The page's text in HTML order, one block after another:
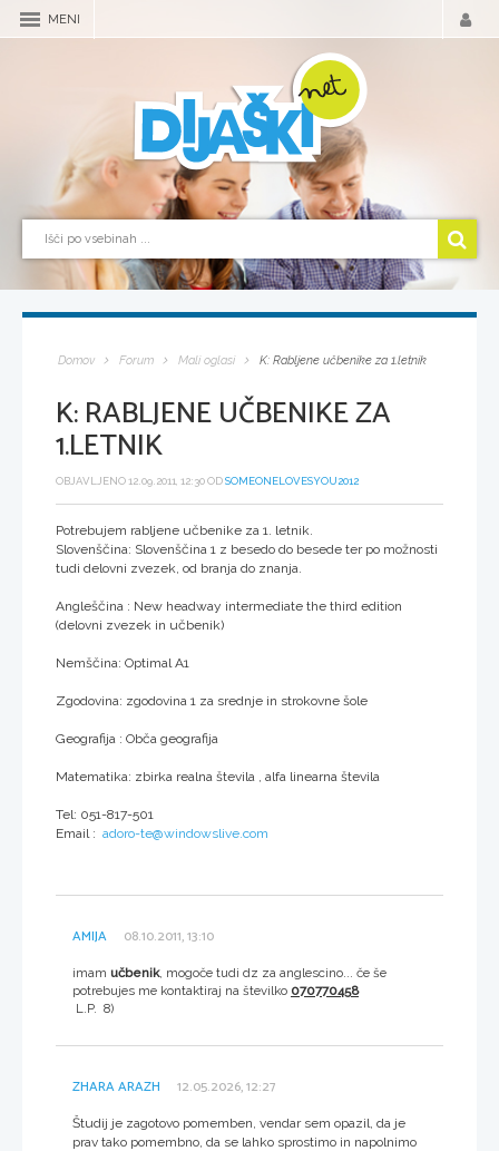
MENI
Domov Forum Mali oglasi K: Rabljene učbenike za 1.letnik
K: RABLJENE UČBENIKE ZA
1.LETNIK
OBJAVLJENO 12.09.2011, 12:30 ODSOMEONELOVESYOU2012
Potrebujem rabljene učbenike za 1. letnik.
Slovenščina: Slovenščina 1 z besedo do besede ter po možnosti
tudi delovni zvezek, od branja do znanja.
Angleščina : New headway intermediate the third edition
(delovni zvezek in učbenik)
Nemščina: Optimal A1
Zgodovina: zgodovina 1 za srednje in strokovne šole
Geografija : Obča geografija
Matematika: zbirka realna števila , alfa linearna števila
Tel: 051-817-501
Email : adoro-te@windowslive.com
AMIJA 08.10.2011, 13:10
imam učbenik, mogoče tudi dz za anglescino... če še
potrebujes me kontaktiraj na številko 070770458
L.P. 8)
ZHARA ARAZH 12.05.2026, 12:27
Študij je zagotovo pomemben, vendar sem opazil, da je
prav tako pomembno, da se lahko sprostimo in napolnimo